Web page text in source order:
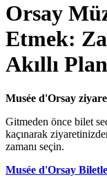
Orsay
Etmek:
Akıllı
Musée d'Orsay
Gitmeden önce bilet
kaçınarak
zamanı seçin.
Musée d'Orsay